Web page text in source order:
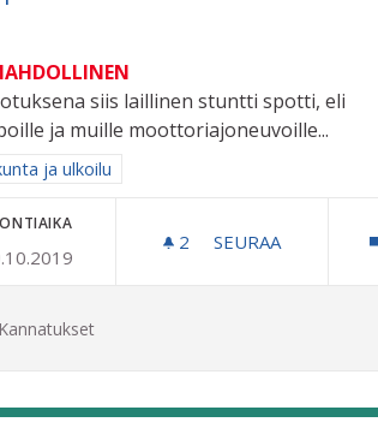
siis laillinen stuntti spotti, eli
ja muille moottoriajoneuvoille...
tulokset aihepiirin mukaan: Liikunta ja ulkoilu
ja ulkoilu
2 2 SEURAAJAA
SEURAA
Kannatukset